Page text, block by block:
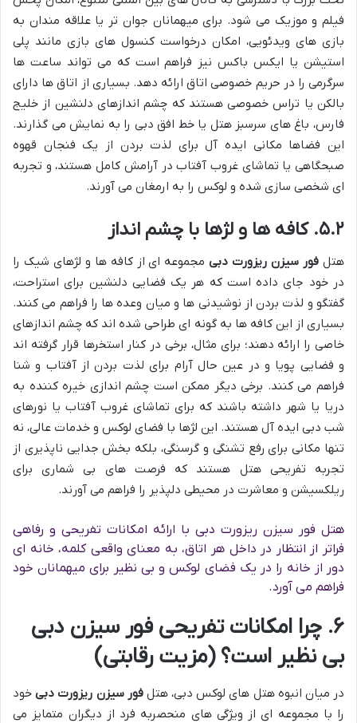
فیلم و موزیک می شود. برای میهمانان جوان تر یا علاقه مندان به
بازی های ویدئویی، امکان درخواست کنسول های بازی مانند پلی
استیشن یا ایکس باکس نیز فراهم است که می تواند ساعت ها
سرگرمی را در حریم خصوصی اتاق ارائه دهد. بسیاری از اتاق ها دارای
بالکن یا تراس خصوصی هستند که چشم اندازهای دلنشین از خلیج
فارس، باغ های سرسبز هتل یا خط افق دبی را به نمایش می گذارند.
این فضاها مکانی ایده آل برای لذت بردن از یک فنجان قهوه
صبحگاهی یا تماشای غروب آفتاب در آرامش کامل هستند، و تجربه
ای شخصی سازی شده و لوکس را به ارمغان می آورند.
۵.۲. کافه ها و لژها با چشم انداز
هتل فور سیزن ریزورت دبیمجموعه ای از کافه ها و لژهای شیک را
در خود جای داده است که هر یک فضایی دلنشین برای استراحت،
گفتگو و لذت بردن از نوشیدنی ها و میان وعده ها را فراهم می کنند.
بسیاری از این کافه ها به گونه ای طراحی شده اند که چشم اندازهای
خاصی را ارائه دهند؛ برای مثال، برخی در کنار استخرها قرار گرفته اند
و فضایی پویا و در عین حال آرام برای لذت بردن از آفتاب و شنا
فراهم می کنند. برخی دیگر ممکن است چشم اندازی خیره کننده به
دریا یا شهر داشته باشند که برای تماشای غروب آفتاب یا نورهای
شب دبی ایده آل هستند. این لژها با فضای لوکس و خدمات عالی، نه
تنها مکانی برای رفع تشنگی و گرسنگی، بلکه بخش جدایی ناپذیری از
تجربه تفریحی هتل هستند که فرصت های بی شماری برای
ریلکسیشن و معاشرت در محیطی دلپذیر را فراهم می آورند.
هتل فور سیزن ریزورت دبی با ارائه امکانات تفریحی و رفاهی
فراتر از انتظار در داخل هر اتاق، به معنای واقعی کلمه، خانه ای
دور از خانه را در یک فضای لوکس و بی نظیر برای میهمانان خود
فراهم می آورد.
۶. چرا امکانات تفریحی فور سیزن دبی
بی نظیر است؟ (مزیت رقابتی)
در میان انبوه هتل های لوکس دبی، هتلفور سیزن ریزورت دبیخود
را با مجموعه ای از ویژگی های منحصربه فرد از دیگران متمایز می